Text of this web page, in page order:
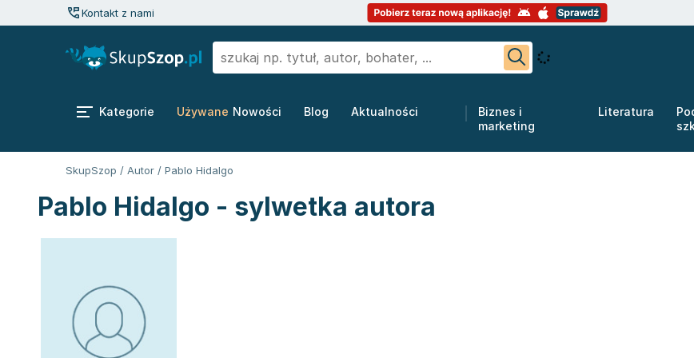
Kontakt z nami
Kategorie Używane Nowości Blog Aktualności
Biznes i
marketing
Literatura
SkupSzop / Autor / Pablo Hidalgo
Pablo Hidalgo - sylwetka autora